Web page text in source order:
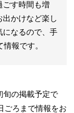
ごす時間も増
出かけなど楽し
になるので、手
報です。
旬の掲載予定で
ごろまで情報をお